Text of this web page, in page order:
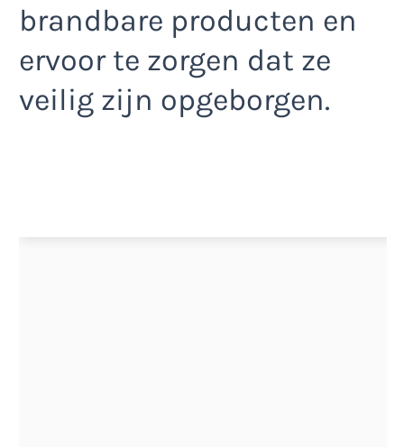
brandbare producten en
ervoor te zorgen dat ze
veilig zijn opgeborgen.